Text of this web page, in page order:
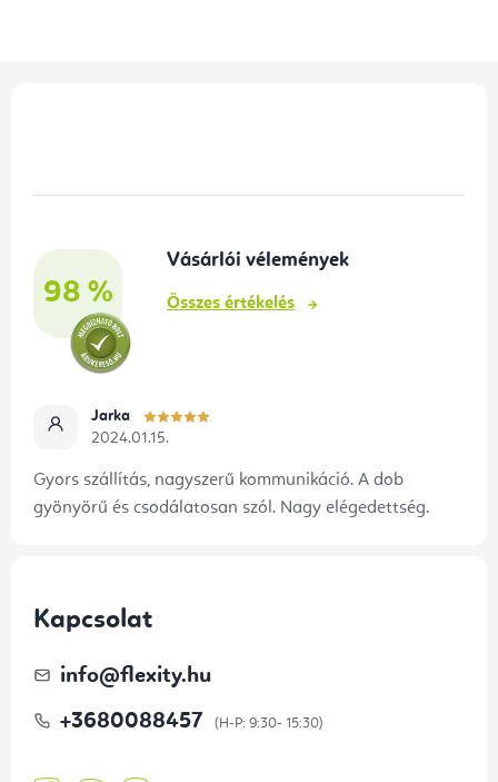
98 %
Vásárlói vélemények
Összes értékelés
Jarka
2024.01.15.
Gyors szállítás, nagyszerű kommunikáció. A dob
gyönyörű és csodálatosan szól. Nagy elégedettség.
Kapcsolat
info@flexity.hu
+3680088457